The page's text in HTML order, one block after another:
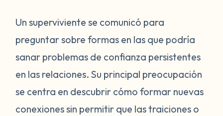
relationships when your trust has been
broken or abused in the past. When you are
healing from trauma, honor your feelings. It
is okay to slowly build trust and have the
people in your life earn it. To assess if they
are worthy of your trust ask: Do they
continuously do untrustworthy or hurtful
Un superviviente se comunicó para
preguntar sobre formas en las que podría
sanar problemas de confianza persistentes
en las relaciones. Su principal preocupación
se centra en descubrir cómo formar nuevas
conexiones sin permitir que las traiciones o